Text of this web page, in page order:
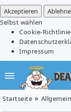
Akzeptieren
Selbst wählen
Cookie-Richtlinie
Impressum
Startseite Allgemein